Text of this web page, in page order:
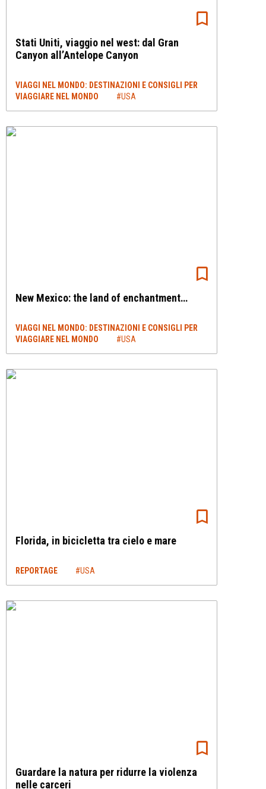
Stati Uniti, viaggio nel west: dal Gran
Canyon all’Antelope Canyon
VIAGGI NEL MONDO: DESTINAZIONI E CONSIGLI PER
VIAGGIARE NEL MONDO
#USA
New Mexico: the land of enchantment…
VIAGGI NEL MONDO: DESTINAZIONI E CONSIGLI PER
VIAGGIARE NEL MONDO
#USA
Florida, in bicicletta tra cielo e mare
REPORTAGE #USA
Guardare la natura per ridurre la violenza
nelle carceri